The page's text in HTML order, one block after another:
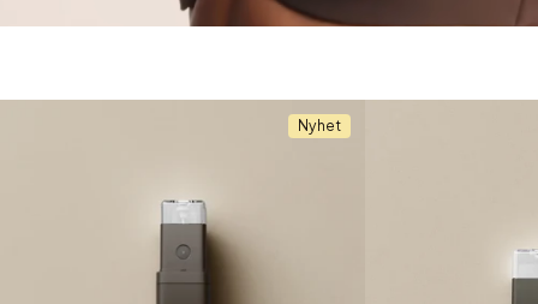
Nyhet